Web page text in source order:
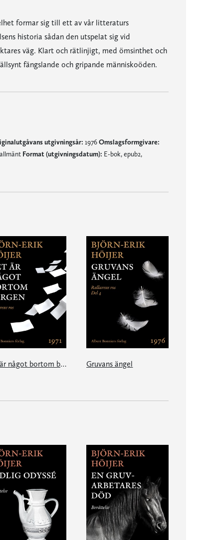
formar sig till ett av vår litteraturs
historia sådan den utspelat sig vid
väg. Klart och rätlinjigt, med ömsinthet och
fängslande och gripande människoöden.
utgivningsår: 1976Omslagsformgivare:
Format (utgivningsdatum): E-bok, epub2,
Det är något bortom bergen Gruvans ängel